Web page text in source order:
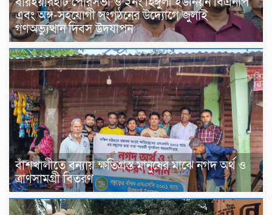
এবং অঙ্গ-সহযোগী সংগঠনের উদ্যোগে জুলাই
গণঅভ্যুত্থান দিবস উদযাপন
বাঁশখালীতে বন্যায় ক্ষতিগ্রস্ত মানুষের মাঝে নগদ অর্থ ও
ত্রাণসামগ্রী বিতরণ